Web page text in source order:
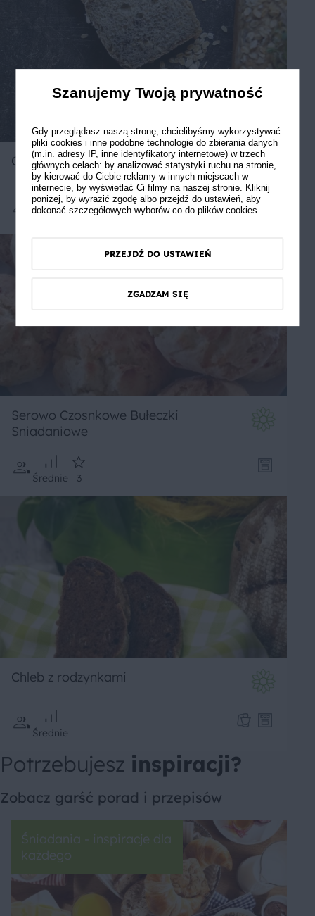
Chleb owsiany z łuską gryczaną
Średnie 5
Serowo Czosnkowe Bułeczki
Sniadaniowe
Średnie 3
Chleb z rodzynkami
Średnie
Potrzebujesz inspiracji?
Zobacz garść porad i przepisów
Śniadania - inspiracje dla
każdego
Szanujemy Twoją prywatność
Gdy przeglądasz naszą stronę, chcielibyśmy wykorzystywać
pliki cookies i inne podobne technologie do zbierania danych
(m.in. adresy IP, inne identyfikatory internetowe) w trzech
głównych celach: by analizować statystyki ruchu na stronie,
by kierować do Ciebie reklamy w innych miejscach w
internecie, by wyświetlać Ci filmy na naszej stronie. Kliknij
poniżej, by wyrazić zgodę albo przejdź do ustawień, aby
dokonać szczegółowych wyborów co do plików cookies.
PRZEJDŹ DO USTAWIEŃ
ZGADZAM SIĘ